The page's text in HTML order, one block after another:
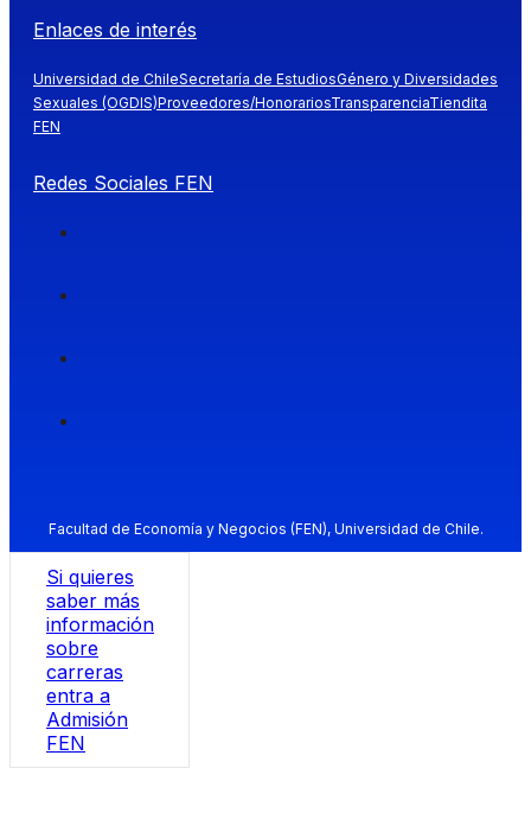
Enlaces de interés
Universidad de ChileSecretaría de EstudiosGénero y Diversidades
Sexuales (OGDIS)Proveedores/HonorariosTransparenciaTiendita
FEN
Redes Sociales FEN
Facultad de Economía y Negocios (FEN), Universidad de Chile.
Si quieres
saber más
información
sobre
carreras
entra a
Admisión
FEN